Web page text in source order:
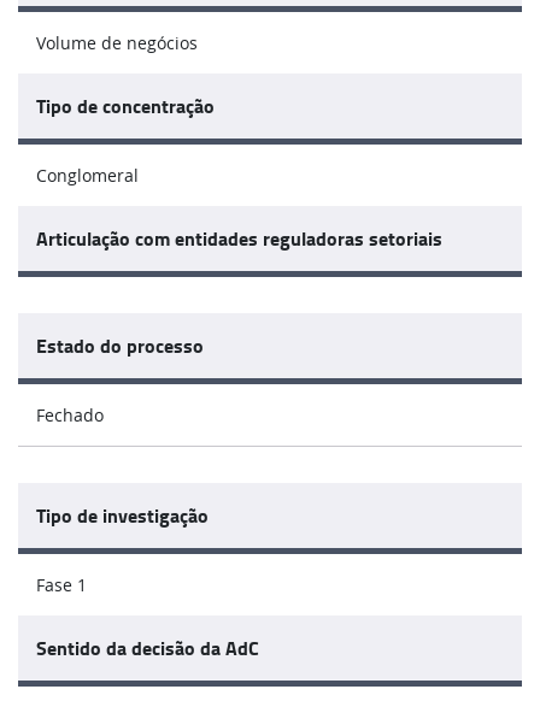
Volume de negócios
Tipo de concentração
Conglomeral
Articulação com entidades reguladoras setoriais
Estado do processo
Fechado
Tipo de investigação
Fase 1
Sentido da decisão da AdC